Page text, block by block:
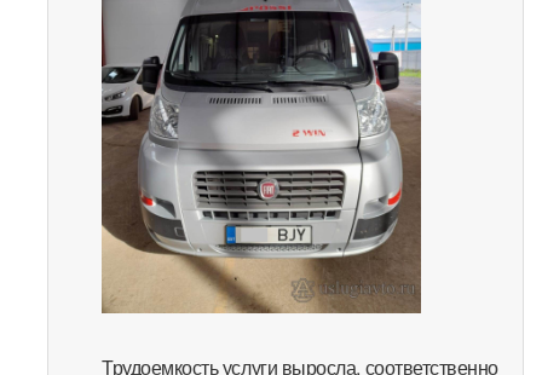
Трудоемкость услуги выросла, соответственно